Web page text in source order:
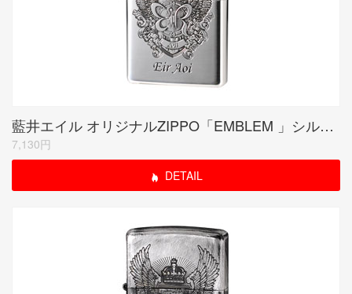
藍井エイル オリジナルZIPPO「EMBLEM 」シルバー
7,130円
DETAIL